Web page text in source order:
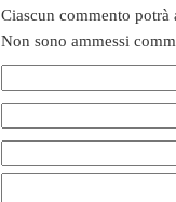
Ciascun commento potrà
Non sono ammessi